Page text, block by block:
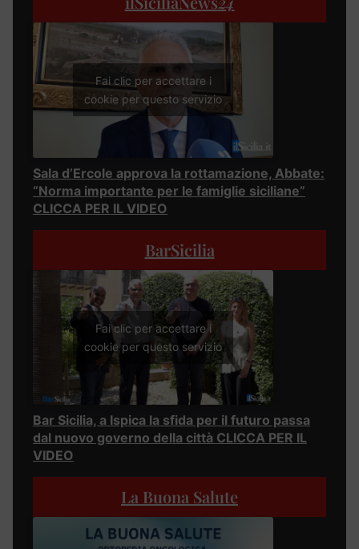
Fai clic per accettare i
cookie per questo servizio
Sala d’Ercole approva la rottamazione, Abbate:
“Norma importante per le famiglie siciliane”
CLICCA PER IL VIDEO
BarSicilia
Fai clic per accettare i
cookie per questo servizio
Bar Sicilia, a Ispica la sfida per il futuro passa
dal nuovo governo della città CLICCA PER IL
VIDEO
La Buona Salute